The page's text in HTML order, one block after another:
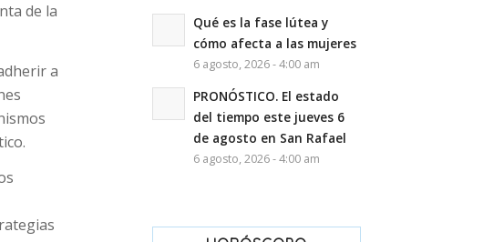
de la
a
Qué es la fase lútea y
cómo afecta a las mujeres
6 agosto, 2026 - 4:00 am
PRONÓSTICO. El estado
del tiempo este jueves 6
de agosto en San Rafael
6 agosto, 2026 - 4:00 am